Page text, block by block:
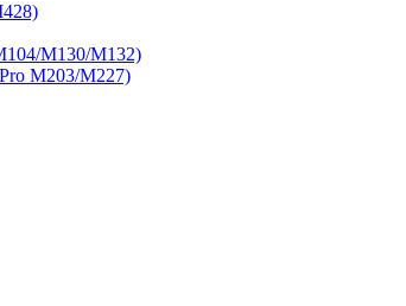
M130/M132)
M203/M227)